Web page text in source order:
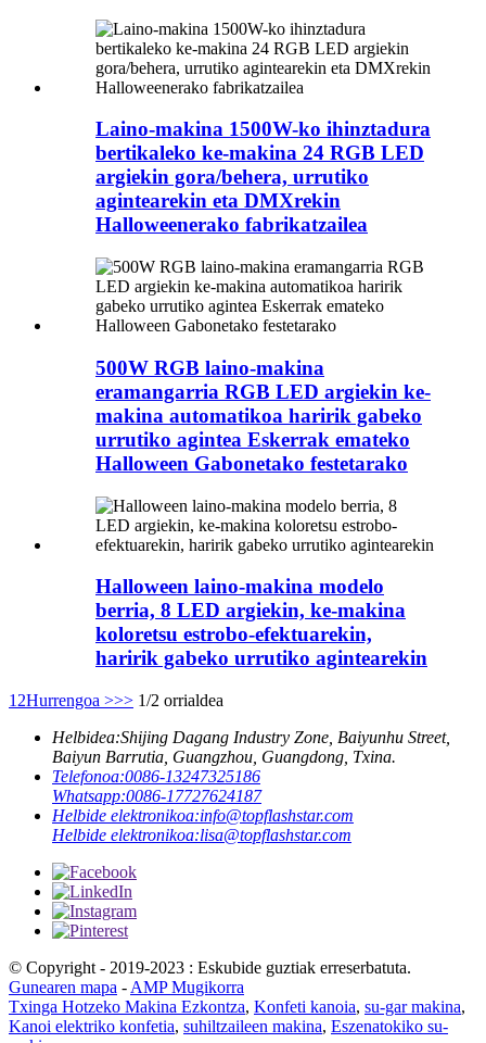
Laino-makina 1500W-ko ihinztadura
bertikaleko ke-makina 24 RGB LED
argiekin gora/behera, urrutiko
agintearekin eta DMXrekin
Halloweenerako fabrikatzailea
500W RGB laino-makina
eramangarria RGB LED argiekin ke-
makina automatikoa haririk gabeko
urrutiko agintea Eskerrak emateko
Halloween Gabonetako festetarako
Halloween laino-makina modelo
berria, 8 LED argiekin, ke-makina
koloretsu estrobo-efektuarekin,
haririk gabeko urrutiko agintearekin
1 2Hurrengoa >>> 1/2 orrialdea
Helbidea:Shijing Dagang Industry Zone, Baiyunhu Street,
Baiyun Barrutia, Guangzhou, Guangdong, Txina.
Telefonoa:0086-13247325186
Whatsapp:0086-17727624187
Helbide elektronikoa:info@topflashstar.com
Helbide elektronikoa:lisa@topflashstar.com
© Copyright - 2019-2023 : Eskubide guztiak erreserbatuta.
Gunearen mapa - AMP Mugikorra
Txinga Hotzeko Makina Ezkontza, Konfeti kanoia, su-gar makina,
Kanoi elektriko konfetia, suhiltzaileen makina, Eszenatokiko su-